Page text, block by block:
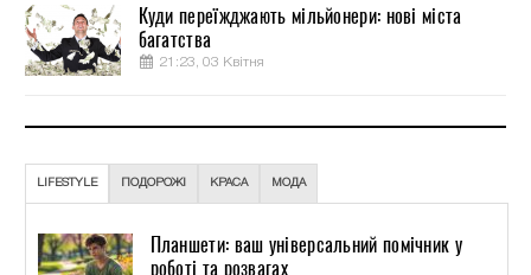
Куди переїжджають мільйонери: нові міста
багатства
21:23, 03 Квітня
LIFESTYLE ПОДОРОЖІ КРАСА МОДА
Планшети: ваш універсальний помічник у
роботі та розвагах